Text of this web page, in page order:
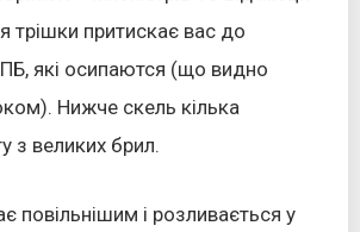
трішки притискає вас до
які осипаются (що видно
Нижче скель кілька
з великих брил.
повільнішим і розливається у